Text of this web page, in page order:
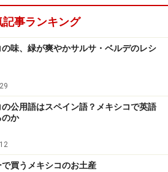
下鉄）Polanco（ポランコ）駅か
方法
ン。赤丸で示した位置にカードをか
記事ランキング
の味、緑が爽やかサルサ・ベルデのレシ
の公用語はスペイン語？メキシコで英語
のか
で買うメキシコのお土産